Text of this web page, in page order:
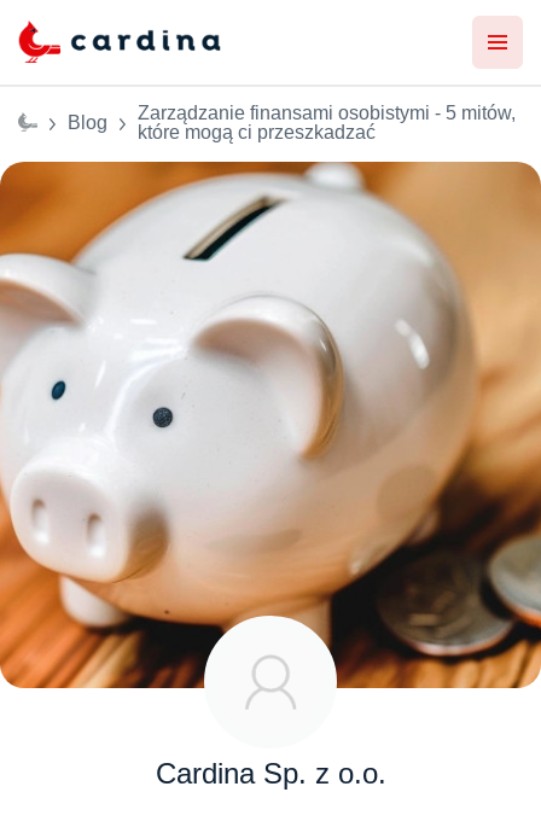
Blog
Zarządzanie finansami osobistymi - 5 mitów,
które mogą ci przeszkadzać
Cardina Sp. z o.o.